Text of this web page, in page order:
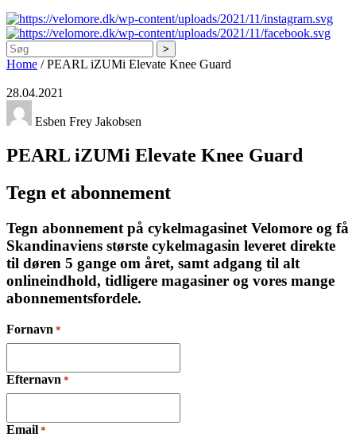
Søg
Home /PEARL iZUMi Elevate Knee Guard
28.04.2021
Esben Frey Jakobsen
PEARL iZUMi Elevate Knee Guard
Tegn et abonnement
Tegn abonnement på cykelmagasinet Velomore og få
Skandinaviens største cykelmagasin leveret direkte
til døren 5 gange om året, samt adgang til alt
onlineindhold, tidligere magasiner og vores mange
abonnementsfordele.
Fornavn *
Efternavn *
Email *